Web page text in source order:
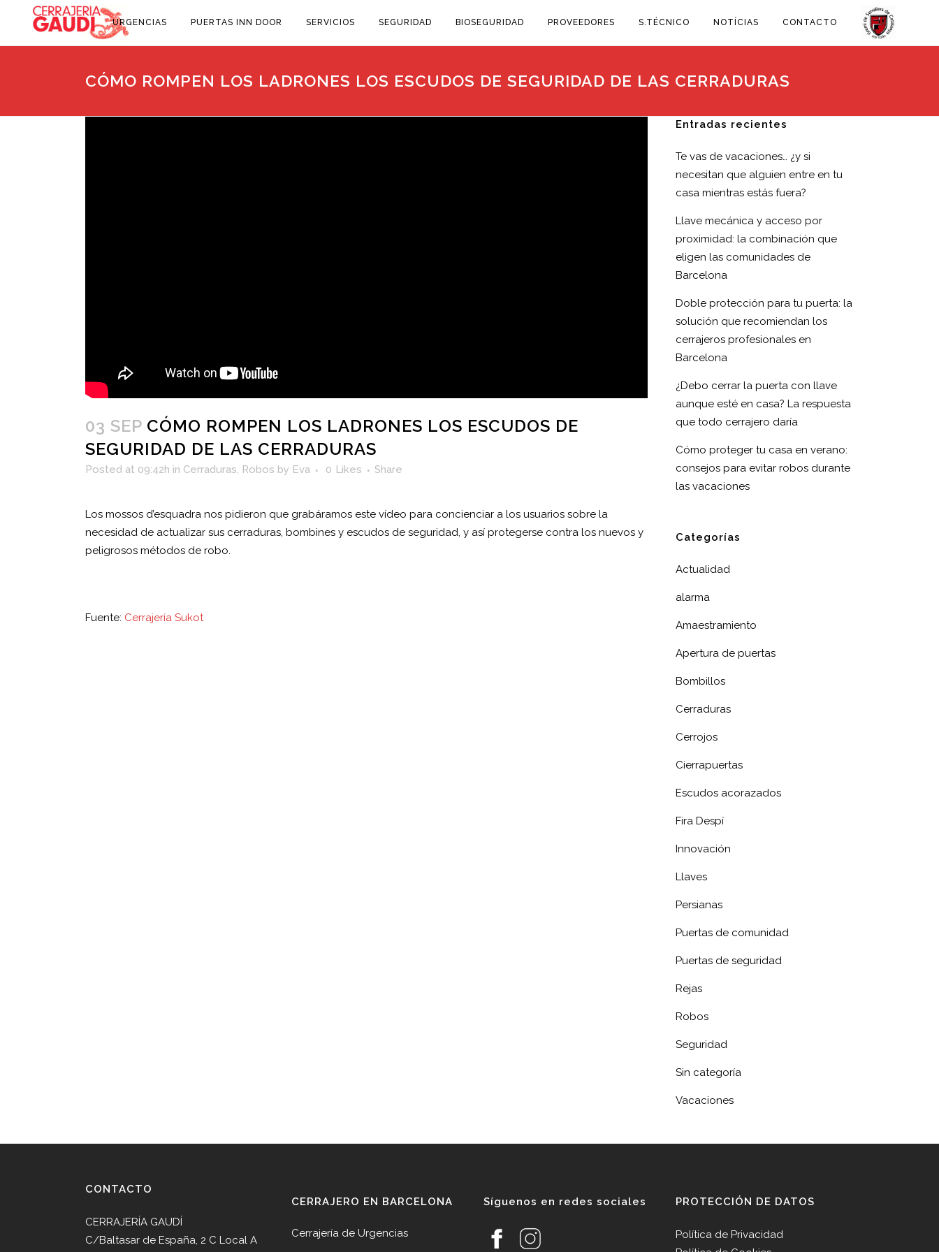
URGENCIAS PUERTAS INN DOOR SERVICIOS SEGURIDAD BIOSEGURIDAD PROVEEDORES S.TÉCNICO NOTÍCIAS CONTACTO
CÓMO ROMPEN LOS LADRONES LOS ESCUDOS DE SEGURIDAD DE LAS CERRADURAS
03 SEP CÓMO ROMPEN LOS LADRONES LOS ESCUDOS DE
SEGURIDAD DE LAS CERRADURAS
Posted at 09:42h in Cerraduras, Robos by Eva 0 Likes Share
Los mossos d’esquadra nos pidieron que grabáramos este vídeo para concienciar a los usuarios sobre la
necesidad de actualizar sus cerraduras, bombines y escudos de seguridad, y así protegerse contra los nuevos y
peligrosos métodos de robo.
Fuente: Cerrajería Sukot
Entradas recientes
Te vas de vacaciones… ¿y si
necesitan que alguien entre en tu
casa mientras estás fuera?
Llave mecánica y acceso por
proximidad: la combinación que
eligen las comunidades de
Barcelona
Doble protección para tu puerta: la
solución que recomiendan los
cerrajeros profesionales en
Barcelona
¿Debo cerrar la puerta con llave
aunque esté en casa? La respuesta
que todo cerrajero daría
Cómo proteger tu casa en verano:
consejos para evitar robos durante
las vacaciones
Categorías
Actualidad
alarma
Amaestramiento
Apertura de puertas
Bombillos
Cerraduras
Cerrojos
Cierrapuertas
Escudos acorazados
Fira Despí
Innovación
Llaves
Persianas
Puertas de comunidad
Puertas de seguridad
Rejas
Robos
Seguridad
Sin categoría
Vacaciones
CONTACTO
CERRAJERÍA GAUDÍ
C/Baltasar de España, 2 C Local A
CERRAJERO EN BARCELONA
Cerrajería de Urgencias
Síguenos en redes sociales PROTECCIÓN DE DATOS
Política de Privacidad